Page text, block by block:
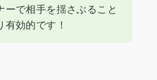
ーで相手を揺さぶること
有効的です！